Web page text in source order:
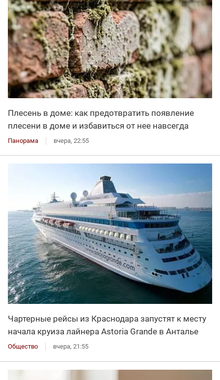
Плесень в доме: как предотвратить появление
плесени в доме и избавиться от нее навсегда
Панорама вчера, 22:55
Чартерные рейсы из Краснодара запустят к месту
начала круиза лайнера Astoria Grande в Анталье
Общество вчера, 21:55